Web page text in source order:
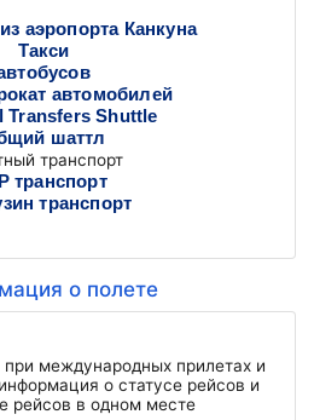
аэропорта Канкуна
Такси
автомобилей
Transfers Shuttle
шаттл
транспорт
транспорт
транспорт
о полете
международных прилетах и
о статусе рейсов и
рейсов в одном месте